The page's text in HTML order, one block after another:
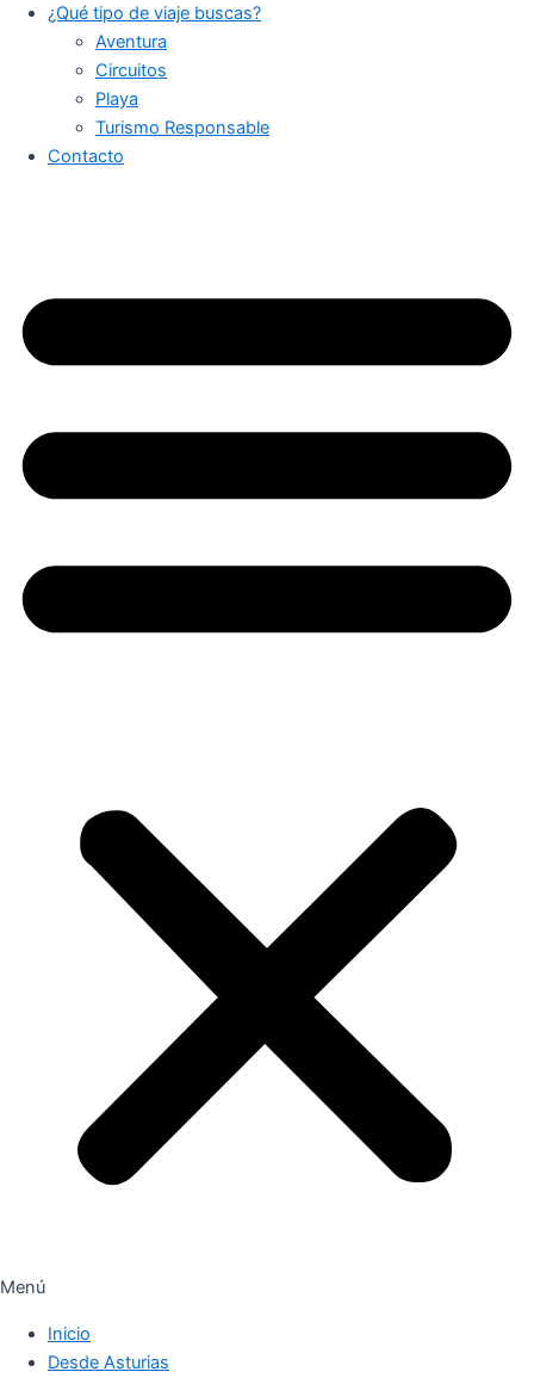
¿Qué tipo de viaje buscas?
Aventura
Circuitos
Playa
Turismo Responsable
Contacto
Menú
Inicio
Desde Asturias